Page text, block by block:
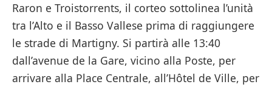
Raron e Troistorrents, il corteo sottolinea l’unità
tra l’Alto e il Basso Vallese prima di raggiungere
le strade di Martigny. Si partirà alle 13:40
dall’avenue de la Gare, vicino alla Poste, per
arrivare alla Place Centrale, all’Hôtel de Ville, per